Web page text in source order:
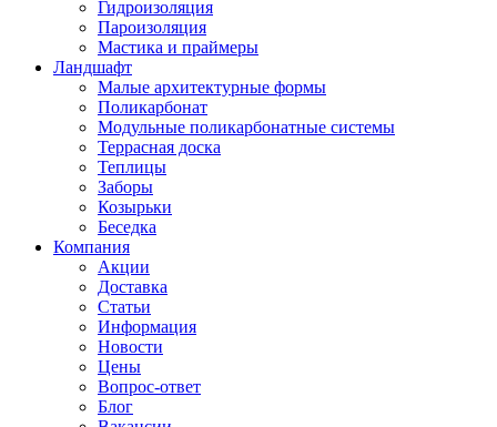
Гидроизоляция
Пароизоляция
Мастика и праймеры
Ландшафт
Малые архитектурные формы
Поликарбонат
Модульные поликарбонатные системы
Террасная доска
Теплицы
Заборы
Козырьки
Беседка
Компания
Акции
Доставка
Статьи
Информация
Новости
Цены
Вопрос-ответ
Блог